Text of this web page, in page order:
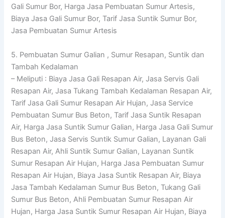
Gali Sumur Bor, Harga Jasa Pembuatan Sumur Artesis,
Biaya Jasa Gali Sumur Bor, Tarif Jasa Suntik Sumur Bor,
Jasa Pembuatan Sumur Artesis
5. Pembuatan Sumur Galian , Sumur Resapan, Suntik dan
Tambah Kedalaman
– Meliputi : Biaya Jasa Gali Resapan Air, Jasa Servis Gali
Resapan Air, Jasa Tukang Tambah Kedalaman Resapan Air,
Tarif Jasa Gali Sumur Resapan Air Hujan, Jasa Service
Pembuatan Sumur Bus Beton, Tarif Jasa Suntik Resapan
Air, Harga Jasa Suntik Sumur Galian, Harga Jasa Gali Sumur
Bus Beton, Jasa Servis Suntik Sumur Galian, Layanan Gali
Resapan Air, Ahli Suntik Sumur Galian, Layanan Suntik
Sumur Resapan Air Hujan, Harga Jasa Pembuatan Sumur
Resapan Air Hujan, Biaya Jasa Suntik Resapan Air, Biaya
Jasa Tambah Kedalaman Sumur Bus Beton, Tukang Gali
Sumur Bus Beton, Ahli Pembuatan Sumur Resapan Air
Hujan, Harga Jasa Suntik Sumur Resapan Air Hujan, Biaya